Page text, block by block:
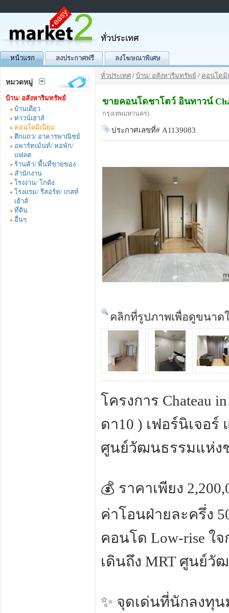
ทั่วประเทศ
หน้าแรก ลงประกาศฟรี ลงโฆษณาพิเศษ
หมวดหมู่
บ้าน/ อสังหาริมทรัพย์
บ้านเดี่ยว
ทาวน์เฮาส์
คอนโดมิเนียม
ตึกแถว/ อาคารพาณิชย์
อพาร์ทเม้นท์/ หอพัก/
แฟลต
ร้านค้า/ พื้นที่ขายของ
สำนักงาน
โรงงาน/ โกดัง
โรงแรม/ รีสอร์ท/ เกสท์
เฮ้าส์
ที่ดิน
อื่นๆ
ทั่วประเทศ / บ้าน/ อสังหาริมทรัพย์ / คอนโดมิ
ขายคอนโดชาโตว์ อินทาวน์
กรุงเทพมหานคร)
ประกาศเลขที่# A1139083
คลิกที่รูปภาพเพื่อดูขนาด
โครงการ Chateau
ดา10 ) เฟอร์นิเจอร์
ศูนย์วัฒนธรรมแห่ง
💰 ราคาเพียง
ค่าโอนฝ่ายละครึ่ง
คอนโด Low-rise ใ
เดินถึง MRT ศูนย์วั
✨ จุดเด่นที่นักลงทุน